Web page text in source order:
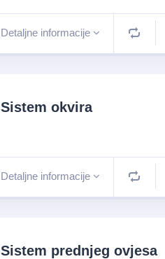
Detaljne informacije
Sistem okvira
Detaljne informacije
Sistem prednjeg ovjesa